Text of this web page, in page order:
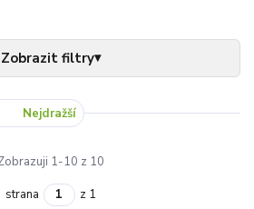
Nejdražší
1-10 z 10
strana
z 1